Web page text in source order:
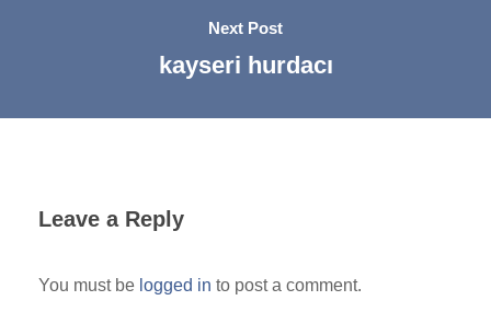
Next Post
kayseri hurdacı
Leave a Reply
You must be logged in to post a comment.